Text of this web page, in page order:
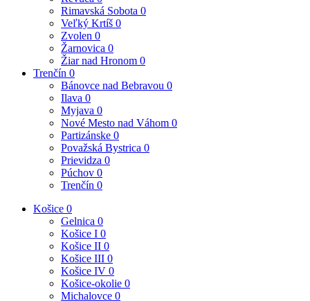
Rimavská Sobota 0
Veľký Krtíš 0
Zvolen 0
Žarnovica 0
Žiar nad Hronom 0
Trenčín 0
Bánovce nad Bebravou 0
Ilava 0
Myjava 0
Nové Mesto nad Váhom 0
Partizánske 0
Považská Bystrica 0
Prievidza 0
Púchov 0
Trenčín 0
Košice 0
Gelnica 0
Košice I 0
Košice II 0
Košice III 0
Košice IV 0
Košice-okolie 0
Michalovce 0